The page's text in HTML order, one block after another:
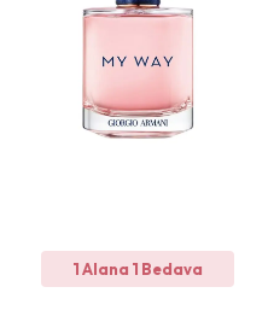
1 Alana 1 Bedava